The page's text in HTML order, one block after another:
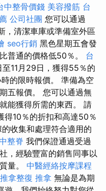
中整骨價錢 美容撥筋 台
公司社團 您可以通過
，清潔車庫或準備室外區
seo行銷 黑色星期五會發
普通的價格低50％。 台
至11月29日，獲得55％的
的限時報價。 準備為空
五報價。 您可以通過無
能獲得所需的東西。 請
得10％的折扣和高達50％
收集和處理符合適用的
整脊 我們保證通過受過
，經驗豐富的銷售同事以
量。 中醫經絡按摩課程
拿整復 推拿 無論是為期